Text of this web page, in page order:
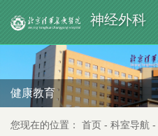
神经外科
健康教育
您现在的位置： 首页 - 科室导航 -